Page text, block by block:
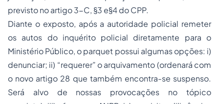
previsto no artigo 3-C, §3 e§4 do CPP.
Diante o exposto, após a autoridade policial remeter
os autos do inquérito policial diretamente para o
Ministério Público, oparquet possui algumas opções: i)
denunciar; ii) “requerer” o arquivamento (ordenará com
o novo artigo 28 que também encontra-se suspenso.
Será alvo de nossas provocações no tópico